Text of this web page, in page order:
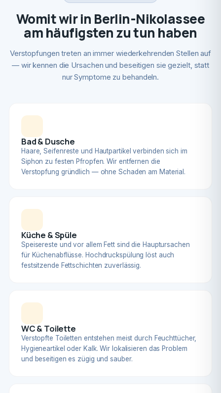
Womit wir in Berlin-Nikolassee
am häufigsten zu tun haben
Verstopfungen treten an immer wiederkehrenden Stellen auf
— wir kennen die Ursachen und beseitigen sie gezielt, statt
nur Symptome zu behandeln.
Bad & Dusche
Haare, Seifenreste und Hautpartikel verbinden sich im
Siphon zu festen Pfropfen. Wir entfernen die
Verstopfung gründlich — ohne Schaden am Material.
Küche & Spüle
Speisereste und vor allem Fett sind die Hauptursachen
für Küchenabflüsse. Hochdruckspülung löst auch
festsitzende Fettschichten zuverlässig.
WC & Toilette
Verstopfte Toiletten entstehen meist durch Feuchttücher,
Hygieneartikel oder Kalk. Wir lokalisieren das Problem
und beseitigen es zügig und sauber.